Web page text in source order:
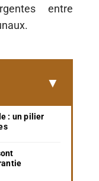
entre
: un pilier